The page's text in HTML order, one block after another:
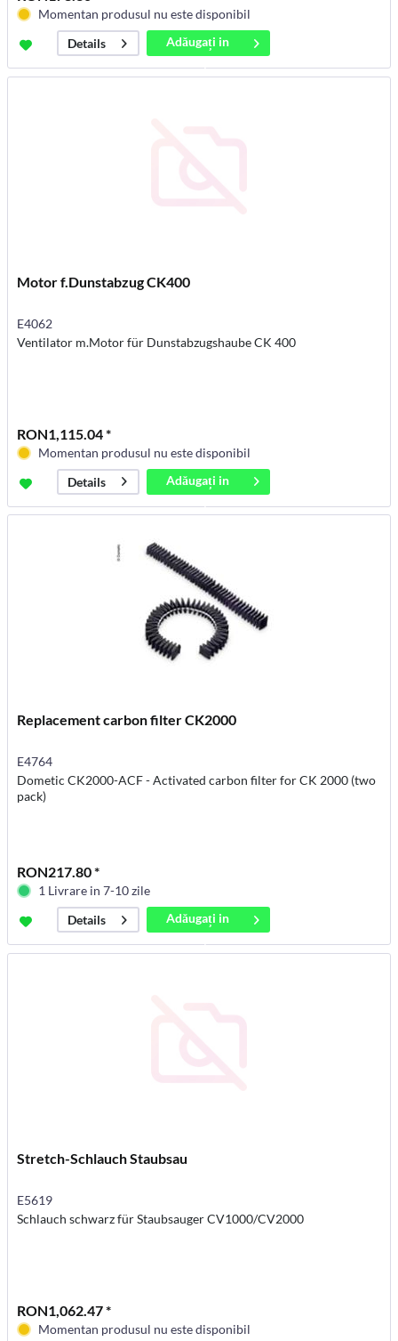
Momentan produsul nu este disponibil
Details
Adăugați in
coș
Motor f.Dunstabzug CK400
E4062
Ventilator m.Motor für Dunstabzugshaube CK 400
RON1,115.04 *
Momentan produsul nu este disponibil
Details
Adăugați in
coș
Replacement carbon filter CK2000
E4764
Dometic CK2000-ACF - Activated carbon filter for CK 2000 (two
pack)
RON217.80 *
1 Livrare in 7-10 zile
Details
Adăugați in
coș
Stretch-Schlauch Staubsau
E5619
Schlauch schwarz für Staubsauger CV1000/CV2000
RON1,062.47 *
Momentan produsul nu este disponibil